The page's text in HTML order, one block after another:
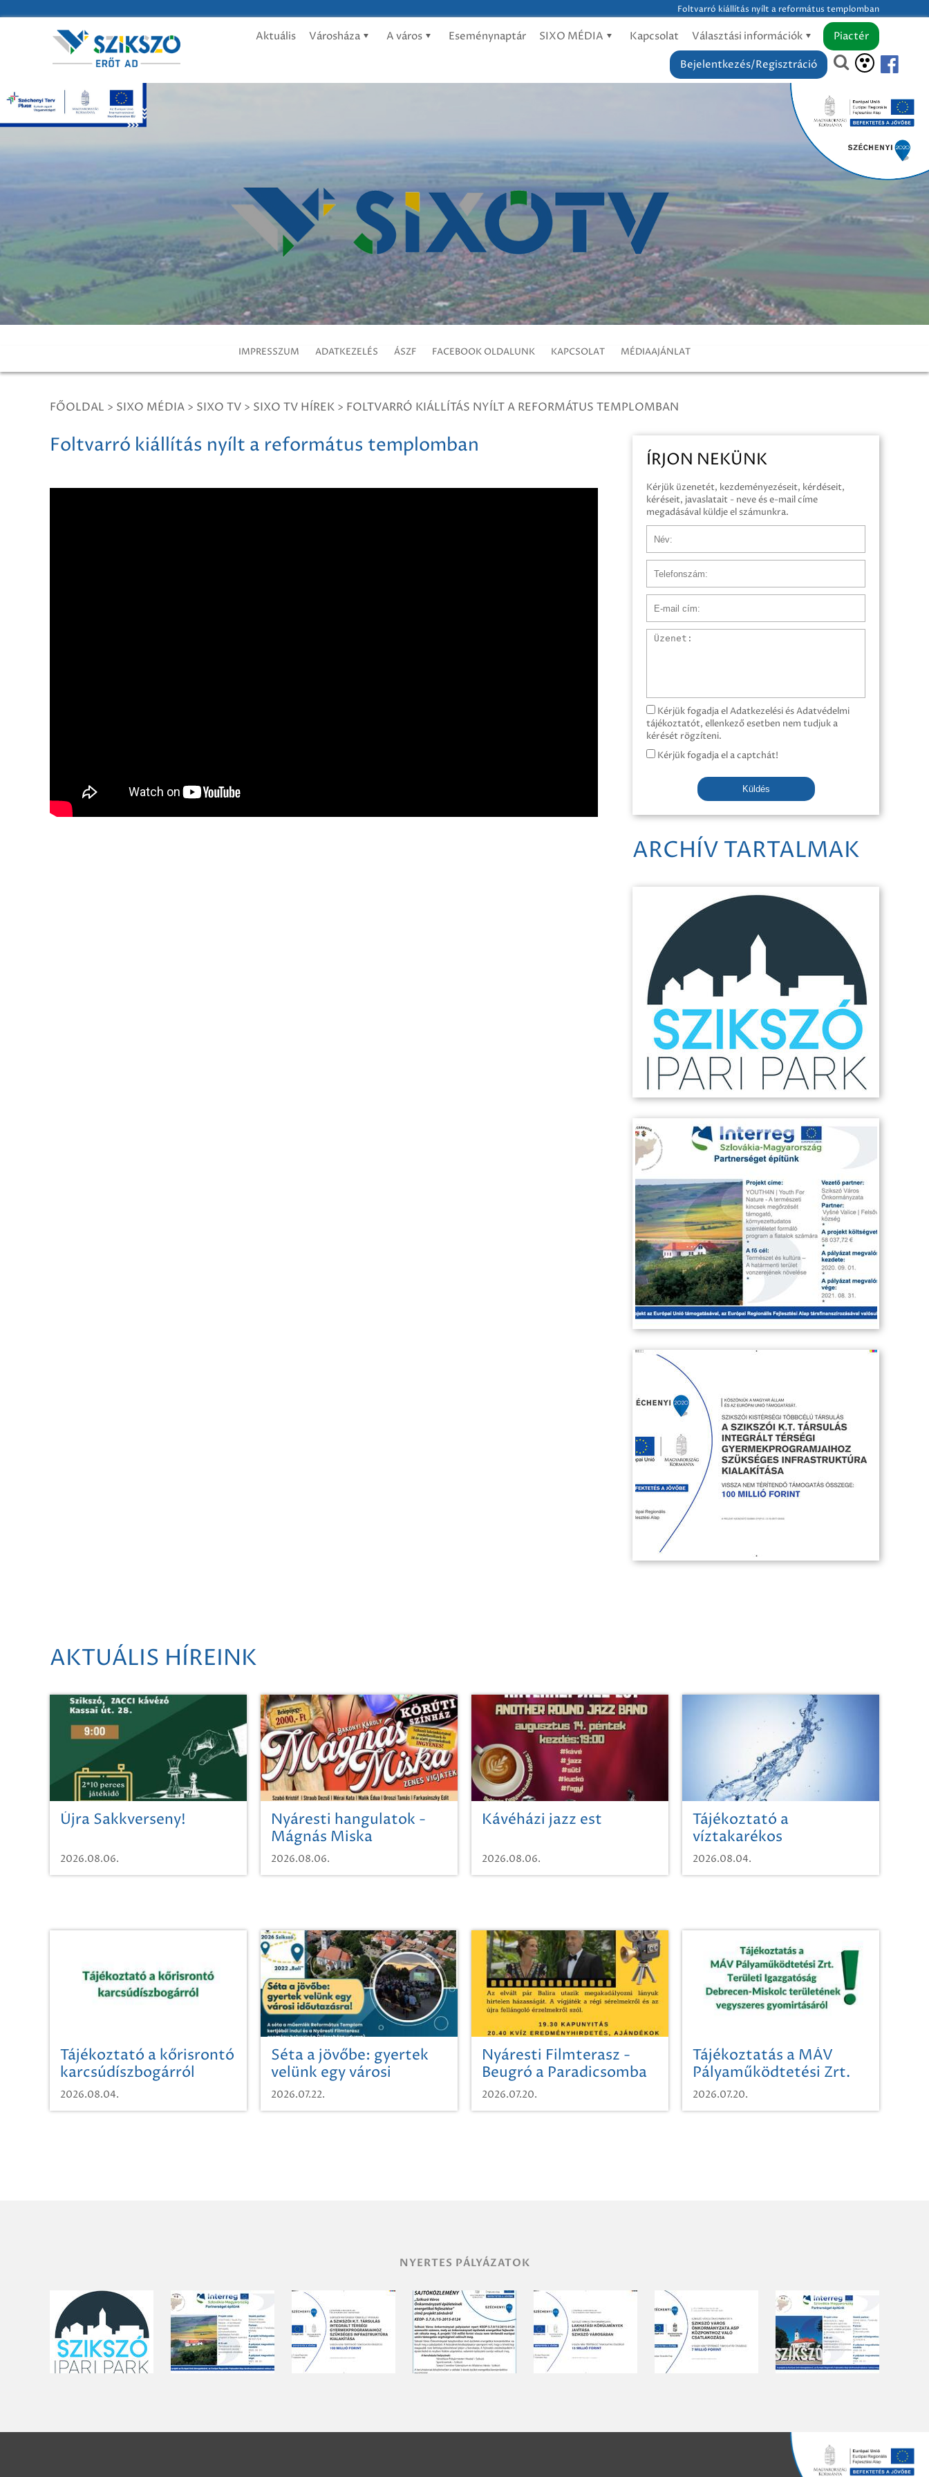
Foltvarró kiállítás nyílt a református templomban
Aktuális Városháza A város Eseménynaptár SIXO MÉDIA Kapcsolat Választási információk
Piactér
Bejelentkezés/Regisztráció
IMPRESSZUM ADATKEZELÉS ÁSZF FACEBOOK OLDALUNK KAPCSOLAT MÉDIAAJÁNLAT
FŐOLDAL > SIXO MÉDIA > SIXO TV > SIXO TV HÍREK > FOLTVARRÓ KIÁLLÍTÁS NYÍLT A REFORMÁTUS TEMPLOMBAN
Foltvarró kiállítás nyílt a református templomban
ÍRJON NEKÜNK
Kérjük üzenetét, kezdeményezéseit, kérdéseit,
kéréseit, javaslatait - neve és e-mail címe
megadásával küldje el számunkra.
Üzenet
Kérjük fogadja el Adatkezelési és Adatvédelmi
tájékoztatót, ellenkező esetben nem tudjuk a
kérését rögzíteni.
Kérjük fogadja el a captchát!
Küldés
ARCHÍV TARTALMAK
AKTUÁLIS HÍREINK
Újra Sakkverseny!
2026.08.06.
Nyáresti hangulatok -
Mágnás Miska
2026.08.06.
Kávéházi jazz est
2026.08.06.
Tájékoztató a
víztakarékos
vízhasználatról
2026.08.04.
Tájékoztató a kőrisrontó
karcsúdíszbogárról
2026.08.04.
Séta a jövőbe: gyertek
velünk egy városi
időutazásra!
2026.07.22.
Nyáresti Filmterasz -
Beugró a Paradicsomba
2026.07.20.
Tájékoztatás a MÁV
Pályaműködtetési Zrt.
Területi Igazgatóság
Debrecen-Miskolc
2026.07.20.
NYERTES PÁLYÁZATOK